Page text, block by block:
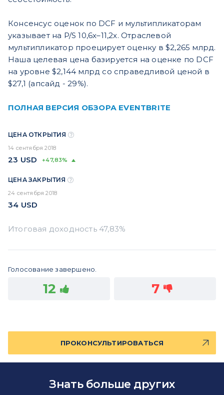
Консенсус оценок по DCF и мультипликаторам
указывает на P/S 10,6x–11,2x. Отраслевой
мультипликатор проецирует оценку в $2,265 млрд.
Наша целевая цена базируется на оценке по DCF
на уровне $2,144 млрд со справедливой ценой в
$27,1 (апсайд - 29%).
ПОЛНАЯ ВЕРСИЯ ОБЗОРА EVENTBRITE
ЦЕНА ОТКРЫТИЯ
14 сентября 2018
23 USD +47,83%
ЦЕНА ЗАКРЫТИЯ
24 сентября 2018
34 USD
Голосование завершено.
12 7
ПРОКОНСУЛЬТИРОВАТЬСЯ
Знать больше других